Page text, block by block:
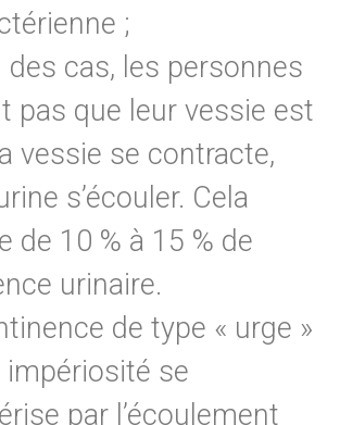
;
des cas, les personnes
pas que leur vessie est
vessie se contracte,
s’écouler. Cela
de 10 % à 15 % de
urinaire.
de type « urge »
impériosité se
par l’écoulement